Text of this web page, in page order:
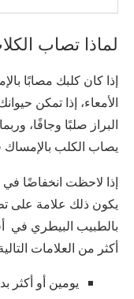
لماذا تصاب
إذا كان كلبك مصابًا
الأمعاء، إذا تمكن
البراز صلبًا وجافًا،
يصاب الكلب بالإمساك
إذا لاحظت انخفاضًا في
يكون ذلك علامة على
بالطبيب البيطري في
أكثر من العلامات
يومين أو أكثر